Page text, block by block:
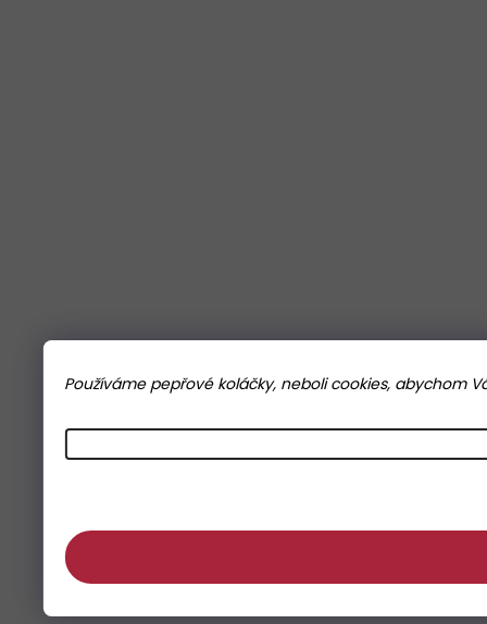
Používáme pepřové koláčky, neboli cookies, abychom